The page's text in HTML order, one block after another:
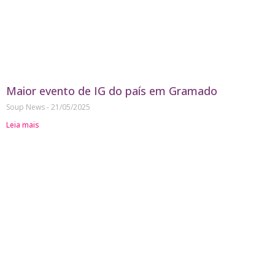
Maior evento de IG do país em Gramado
Soup News 21/05/2025
Leia mais